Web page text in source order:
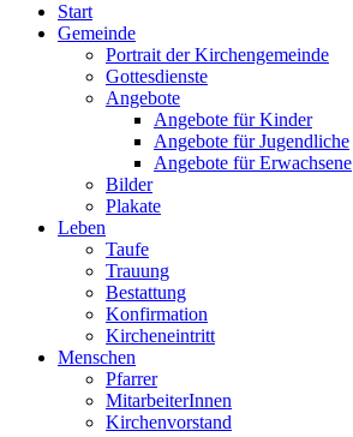
Start
Gemeinde
Portrait der Kirchengemeinde
Gottesdienste
Angebote
Angebote für Kinder
Angebote für Jugendliche
Angebote für Erwachsene
Bilder
Plakate
Leben
Taufe
Trauung
Bestattung
Konfirmation
Kircheneintritt
Menschen
Pfarrer
MitarbeiterInnen
Kirchenvorstand